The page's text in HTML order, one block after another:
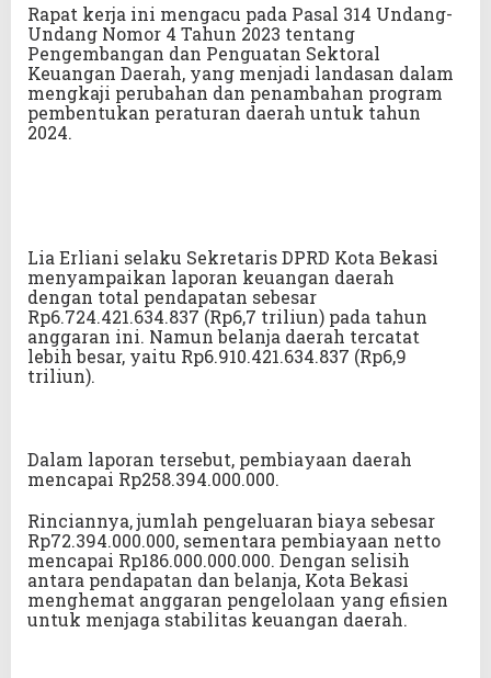
Rapat kerja ini mengacu pada Pasal 314 Undang-
Undang Nomor 4 Tahun 2023 tentang
Pengembangan dan Penguatan Sektoral
Keuangan Daerah, yang menjadi landasan dalam
mengkaji perubahan dan penambahan program
pembentukan peraturan daerah untuk tahun
2024.
Lia Erliani selaku Sekretaris DPRD Kota Bekasi
menyampaikan laporan keuangan daerah
dengan total pendapatan sebesar
Rp6.724.421.634.837 (Rp6,7 triliun) pada tahun
anggaran ini. Namun belanja daerah tercatat
lebih besar, yaitu Rp6.910.421.634.837 (Rp6,9
triliun).
Dalam laporan tersebut, pembiayaan daerah
mencapai Rp258.394.000.000.
Rinciannya, jumlah pengeluaran biaya sebesar
Rp72.394.000.000, sementara pembiayaan netto
mencapai Rp186.000.000.000. Dengan selisih
antara pendapatan dan belanja, Kota Bekasi
menghemat anggaran pengelolaan yang efisien
untuk menjaga stabilitas keuangan daerah.